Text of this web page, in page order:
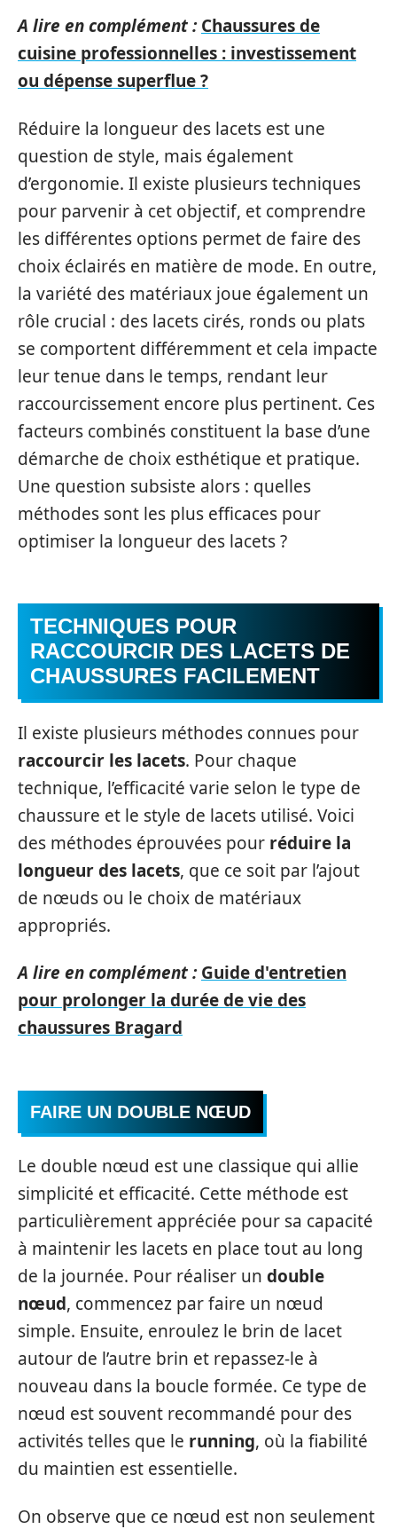
A lire en complément : Chaussures de
cuisine professionnelles : investissement
ou dépense superflue ?
Réduire la longueur des lacets est une
question de style, mais également
d’ergonomie. Il existe plusieurs techniques
pour parvenir à cet objectif, et comprendre
les différentes options permet de faire des
choix éclairés en matière de mode. En outre,
la variété des matériaux joue également un
rôle crucial : des lacets cirés, ronds ou plats
se comportent différemment et cela impacte
leur tenue dans le temps, rendant leur
raccourcissement encore plus pertinent. Ces
facteurs combinés constituent la base d’une
démarche de choix esthétique et pratique.
Une question subsiste alors : quelles
méthodes sont les plus efficaces pour
optimiser la longueur des lacets ?
TECHNIQUES POUR
RACCOURCIR DES LACETS DE
CHAUSSURES FACILEMENT
Il existe plusieurs méthodes connues pour
raccourcir les lacets. Pour chaque
technique, l’efficacité varie selon le type de
chaussure et le style de lacets utilisé. Voici
des méthodes éprouvées pour réduire la
longueur des lacets, que ce soit par l’ajout
de nœuds ou le choix de matériaux
appropriés.
A lire en complément : Guide d'entretien
pour prolonger la durée de vie des
chaussures Bragard
FAIRE UN DOUBLE NŒUD
Le double nœud est une classique qui allie
simplicité et efficacité. Cette méthode est
particulièrement appréciée pour sa capacité
à maintenir les lacets en place tout au long
de la journée. Pour réaliser un double
nœud, commencez par faire un nœud
simple. Ensuite, enroulez le brin de lacet
autour de l’autre brin et repassez-le à
nouveau dans la boucle formée. Ce type de
nœud est souvent recommandé pour des
activités telles que le running, où la fiabilité
du maintien est essentielle.
On observe que ce nœud est non seulement